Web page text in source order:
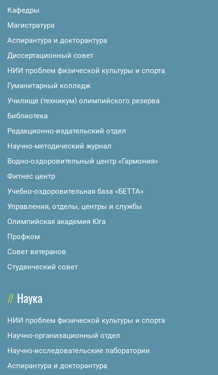
Кафедры
Магистратура
Аспирантура и докторантура
Диссертационный совет
НИИ проблем физической культуры и спорта
Гуманитарный колледж
Училище (техникум) олимпийского резерва
Библиотека
Редакционно-издательский отдел
Научно-методический журнал
Водно-оздоровительный центр «Гармония»
Фитнес центр
Учебно-оздоровительная база «БЕТТА»
Управления, отделы, центры и службы
Олимпийская академия Юга
Профком
Совет ветеранов
Студенческий совет
Наука
НИИ проблем физической культуры и спорта
Научно-организационный отдел
Научно-исследовательские лаборатории
Аспирантура и докторантура